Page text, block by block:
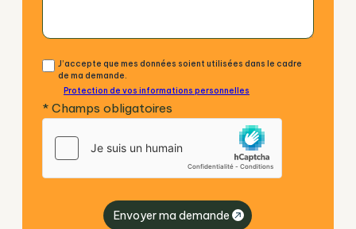
J’accepte que mes données soient utilisées dans le cadre
de ma demande.
Protection de vos informations personnelles
* Champs obligatoires
Envoyer ma demande